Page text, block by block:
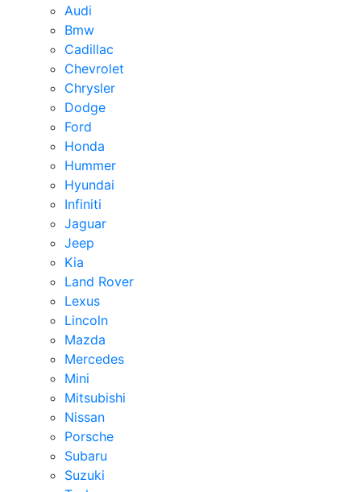
Audi
Bmw
Cadillac
Chevrolet
Chrysler
Dodge
Ford
Honda
Hummer
Hyundai
Infiniti
Jaguar
Jeep
Kia
Land Rover
Lexus
Lincoln
Mazda
Mercedes
Mini
Mitsubishi
Nissan
Porsche
Subaru
Suzuki